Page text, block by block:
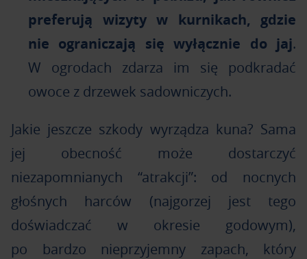
preferują wizyty w kurnikach, gdzie
nie ograniczają się wyłącznie do jaj.
W ogrodach zdarza im się podkradać
owoce z drzewek sadowniczych.
Jakie jeszcze szkody wyrządza kuna? Sama
jej obecność może dostarczyć
niezapomnianych “atrakcji”: od nocnych
głośnych harców (najgorzej jest tego
doświadczać w okresie godowym),
po bardzo nieprzyjemny zapach, który